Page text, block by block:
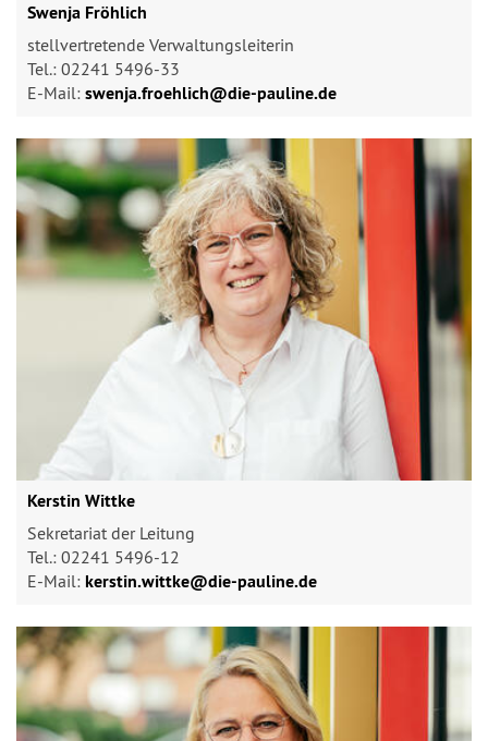
Swenja Fröhlich
stellvertretende Verwaltungsleiterin
Tel.: 02241 5496-33
E-Mail: swenja.froehlich@​die-pauline.de
Kerstin Wittke
Sekretariat der Leitung
Tel.: 02241 5496-12
E-Mail: kerstin.wittke@​die-pauline.de